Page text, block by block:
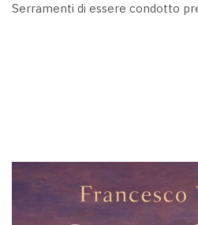
Serramenti di essere condotto